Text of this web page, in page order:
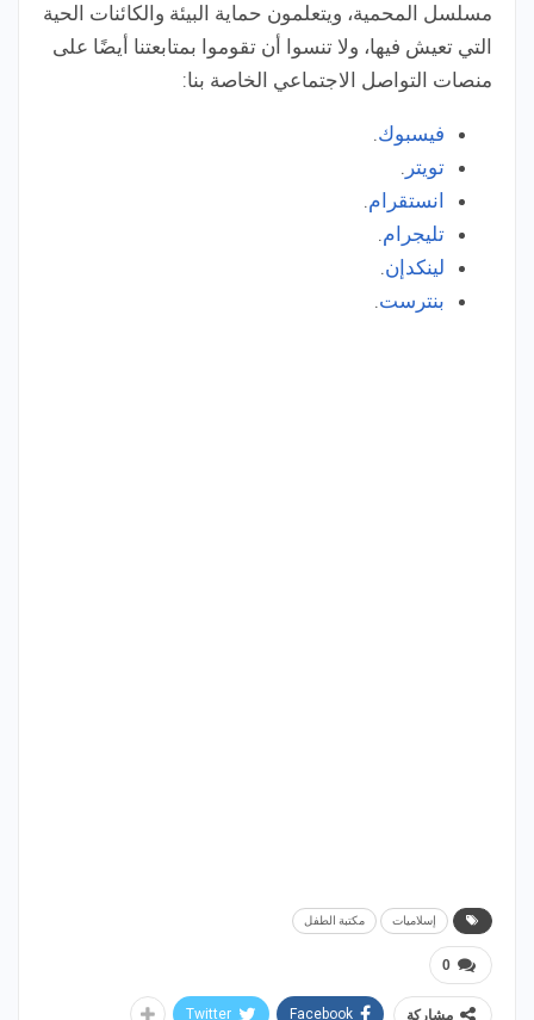
مسلسل المحمية، ويتعلمون حماية البيئة والكائنات الحية
التي تعيش فيها، ولا تنسوا أن تقوموا بمتابعتنا أيضًا على
منصات التواصل الاجتماعي الخاصة بنا:
فيسبوك.
تويتر .
انستقرام.
تليجرام.
لينكدإن.
بنترست.
إسلاميات مكتبة الطفل
0
مشاركة Facebook
Twitter